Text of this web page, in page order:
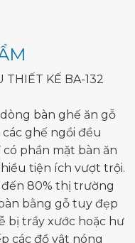
THIẾT KẾ BA-132
bàn ghế ăn gỗ
ghế ngồi đều
phần mặt bàn ăn
tiện ích vượt trội.
80% thị trường
bằng gỗ tuy đẹp
bị trầy xước hoặc hư
các đồ vật nóng